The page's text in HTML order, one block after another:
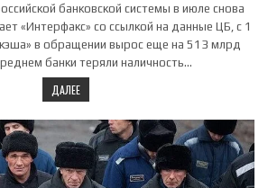
банковской системы в июле снова
«Интерфакс» со ссылкой на данные ЦБ, с 1
в обращении вырос еще на 513 млрд
банки теряли наличность…
ДАЛЕЕ